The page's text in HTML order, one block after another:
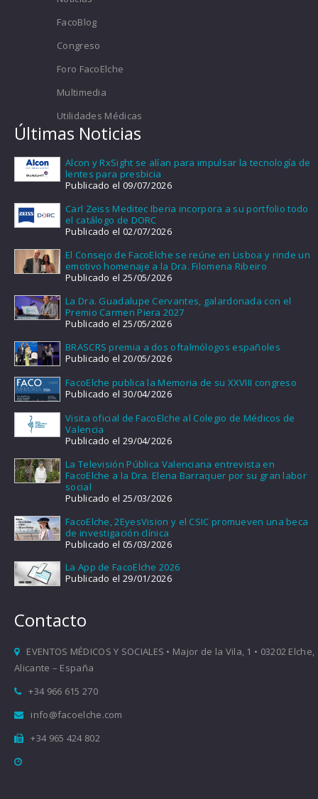
FacoBlog
Congreso
Foro FacoElche
Multimedia
Utilidades Médicas
Últimas Noticias
Alcon y RxSight se alían para impulsar la tecnología de
lentes para presbicia
Publicado el 09/07/2026
Carl Zeiss Meditec Iberia incorpora a su portfolio todo
el catálogo de DORC
Publicado el 02/07/2026
El Consejo de FacoElche se reúne en Lisboa y rinde un
emotivo homenaje a la Dra. Filomena Ribeiro
Publicado el 25/05/2026
La Dra. Guadalupe Cervantes, galardonada con el
Premio Carmen Piera 2027
Publicado el 25/05/2026
BRASCRS premia a dos oftalmólogos españoles
Publicado el 20/05/2026
FacoElche publica la Memoria de su XXVIII congreso
Publicado el 30/04/2026
Visita oficial de FacoElche al Colegio de Médicos de
Valencia
Publicado el 29/04/2026
La Televisión Pública Valenciana entrevista en
FacoElche a la Dra. Elena Barraquer por su gran labor
social
Publicado el 25/03/2026
FacoElche, 2EyesVision y el CSIC promueven una beca
de investigación clínica
Publicado el 05/03/2026
La App de FacoElche 2026
Publicado el 29/01/2026
Contacto
EVENTOS MÉDICOS Y SOCIALES • Major de la Vila, 1 • 03202 Elche,
Alicante – España
+34 966 615 270
info@facoelche.com
+34 965 424 802